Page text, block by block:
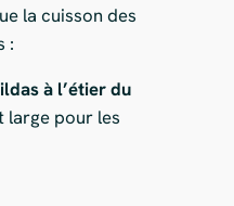
la cuisson des
:
à l’étier du
large pour les